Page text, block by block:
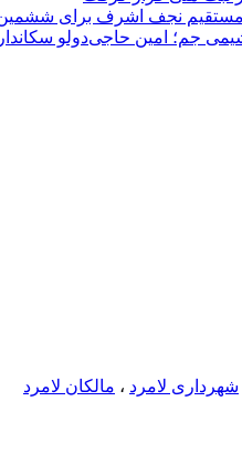
مستقیم نجف اشرف برای
جم؛ امین حاجی‌دولو
شهرداری لامرد ، مالکان لامرد